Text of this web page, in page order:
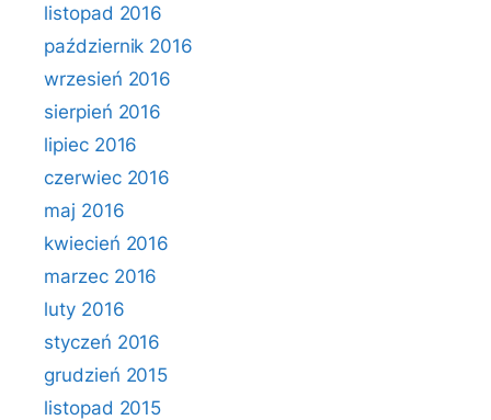
listopad 2016
październik 2016
wrzesień 2016
sierpień 2016
lipiec 2016
czerwiec 2016
maj 2016
kwiecień 2016
marzec 2016
luty 2016
styczeń 2016
grudzień 2015
listopad 2015